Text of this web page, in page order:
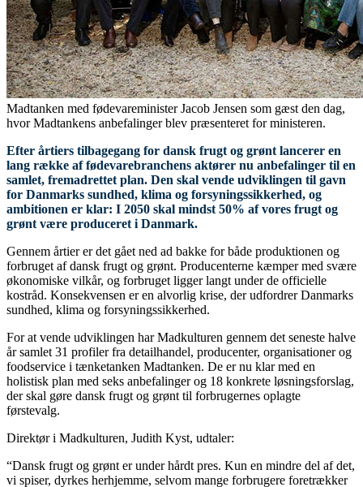
Madtanken med fødevareminister Jacob Jensen som gæst den dag,
hvor Madtankens anbefalinger blev præsenteret for ministeren.
Efter årtiers tilbagegang for dansk frugt og grønt lancerer en
lang række af fødevarebranchens aktører nu anbefalinger til en
samlet, fremadrettet plan. Den skal vende udviklingen til gavn
for Danmarks sundhed, klima og forsyningssikkerhed, og
ambitionen er klar: I 2050 skal mindst 50% af vores frugt og
grønt være produceret i Danmark.
Gennem årtier er det gået ned ad bakke for både produktionen og
forbruget af dansk frugt og grønt. Producenterne kæmper med svære
økonomiske vilkår, og forbruget ligger langt under de officielle
kostråd. Konsekvensen er en alvorlig krise, der udfordrer Danmarks
sundhed, klima og forsyningssikkerhed.
For at vende udviklingen har Madkulturen gennem det seneste halve
år samlet 31 profiler fra detailhandel, producenter, organisationer og
foodservice i tænketanken Madtanken. De er nu klar med en
holistisk plan med seks anbefalinger og 18 konkrete løsningsforslag,
der skal gøre dansk frugt og grønt til forbrugernes oplagte
førstevalg.
Direktør i Madkulturen, Judith Kyst, udtaler:
“Dansk frugt og grønt er under hårdt pres. Kun en mindre del af det,
vi spiser, dyrkes herhjemme, selvom mange forbrugere foretrækker